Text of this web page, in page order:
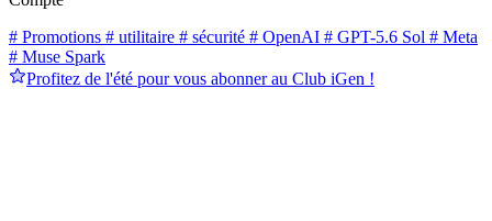
# Promotions # utilitaire # sécurité # OpenAI # GPT-5.6 Sol # Meta
# Muse Spark
Profitez de l'été pour vous abonner au Club iGen !